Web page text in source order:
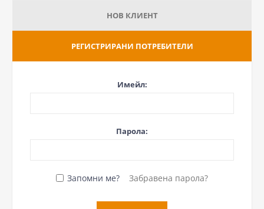
НОВ КЛИЕНТ
РЕГИСТРИРАНИ ПОТРЕБИТЕЛИ
Имейл:
Парола:
Запомни ме? Забравена парола?